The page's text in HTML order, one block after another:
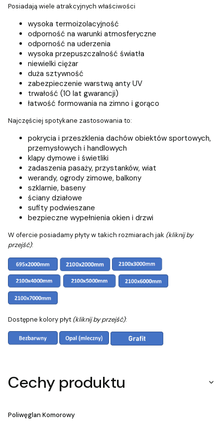
Posiadają wiele atrakcyjnych właściwości
wysoka termoizolacyjność
odporność na warunki atmosferyczne
odporność na uderzenia
wysoka przepuszczalność światła
niewielki ciężar
duża sztywność
zabezpieczenie warstwą anty UV
trwałość (10 lat gwarancji)
łatwość formowania na zimno i gorąco
Najczęściej spotykane zastosowania to:
pokrycia i przeszklenia dachów obiektów sportowych,
przemysłowych i handlowych
klapy dymowe i świetliki
zadaszenia pasaży, przystanków, wiat
werandy, ogrody zimowe, balkony
szklarnie, baseny
ściany działowe
sufity podwieszane
bezpieczne wypełnienia okien i drzwi
W ofercie posiadamy płyty w takich rozmiarach jak (kliknij by
przejść):
Dostępne kolory płyt (kliknij by przejść):
Cechy produktu
Poliwęglan Komorowy